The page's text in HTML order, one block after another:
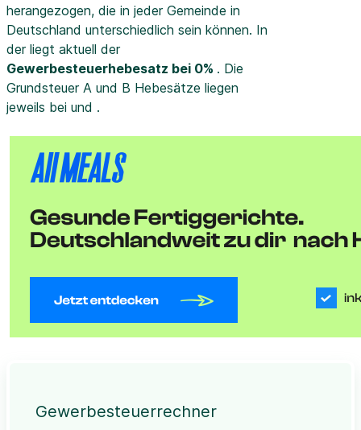
herangezogen, die in jeder Gemeinde in
Deutschland unterschiedlich sein können. In
der liegt aktuell der
Gewerbesteuerhebesatz bei 0% . Die
Grundsteuer A und B Hebesätze liegen
jeweils bei und .
Gewerbesteuerrechner